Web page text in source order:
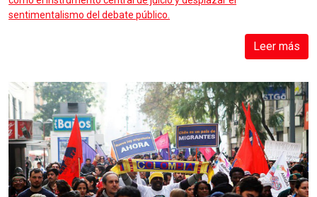
sentimentalismo del debate público.
Leer más